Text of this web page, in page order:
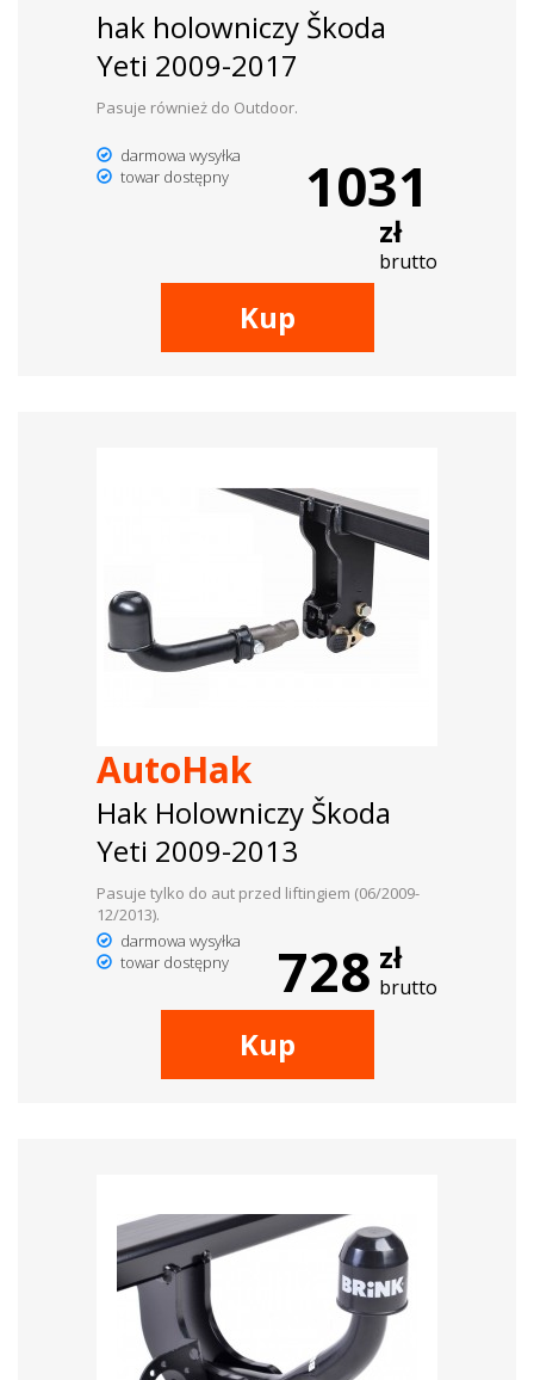
hak holowniczy Škoda
Yeti 2009-2017
Pasuje również do Outdoor.
darmowa wysyłka
towar dostępny
1031
zł
brutto
Kup
AutoHak
Hak Holowniczy Škoda
Yeti 2009-2013
Pasuje tylko do aut przed liftingiem (06/2009-
12/2013).
darmowa wysyłka
towar dostępny
728 zł
brutto
Kup